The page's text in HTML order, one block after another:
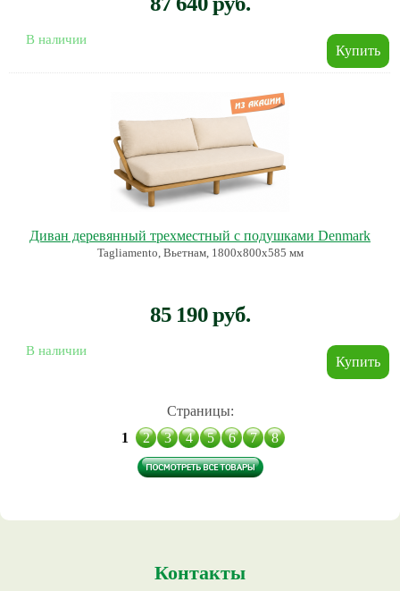
В наличии
Диван деревянный трехместный с подушками Denmark
Tagliamento, Вьетнам, 1800х800х585 мм
85 190 руб.
В наличии
Страницы:
1
2 3 4 5 6 7 8
Контакты